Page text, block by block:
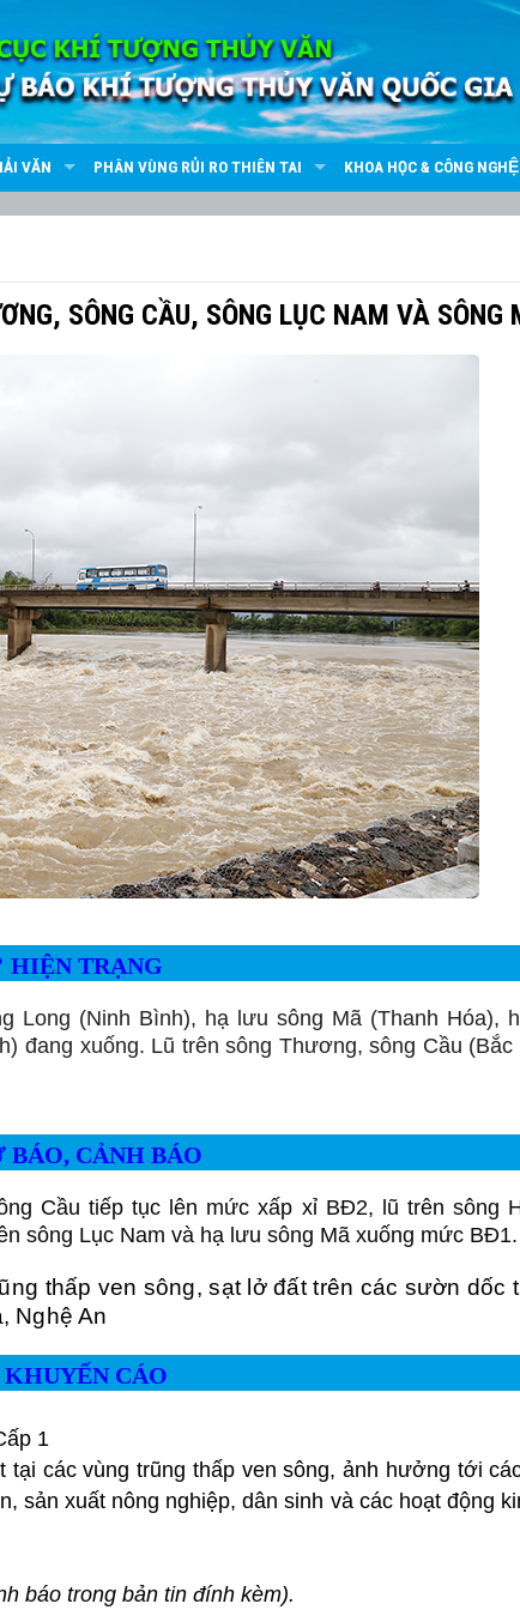
VĂN PHÂN VÙNG RỦI RO THIÊN TAI KHOA HỌC & CÔNG NGHỆ
SÔNG CẦU, SÔNG LỤC NAM VÀ SÔNG
HIỆN TRẠNG
Long (Ninh Bình), hạ lưu sông Mã (Thanh Hóa),
đang xuống. Lũ trên sông Thương, sông Cầu (Bắc
BÁO, CẢNH BÁO
Cầu tiếp tục lên mức xấp xỉ BĐ2, lũ trên sông
sông Lục Nam và hạ lưu sông Mã xuống mức BĐ1.
thấp ven sông, sạt lở đất trên các sườn dốc
Nghệ An
KHUYẾN CÁO
1
tại các vùng trũng thấp ven sông, ảnh hưởng tới
sản xuất nông nghiệp, dân sinh và các hoạt động
báo trong bản tin đính kèm).